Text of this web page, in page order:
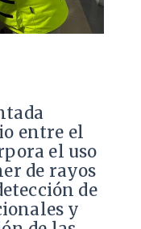
entre el
el uso
de rayos
de
y